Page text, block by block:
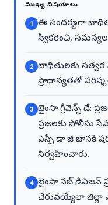
ముఖ్య విషయాలు
1
ఈ సందర్భంగా
స్వీకరించి,
2
బాధితులకు
ప్రాధాన్యతతో
3
భైంసా గ్రీవెన్స్ డే:
ప్రజలకు పోలీసు
ఎస్పీ డా జి జానకి
నిర్వహించారు.
4
భైంసా సబ్ డివిజన్
చేరువయ్యేలా జిల్లా